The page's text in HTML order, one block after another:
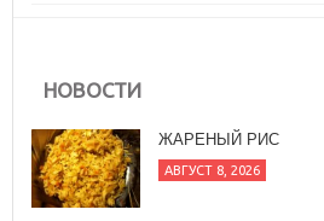
НОВОСТИ
ЖАРЕНЫЙ РИС
АВГУСТ 8, 2026